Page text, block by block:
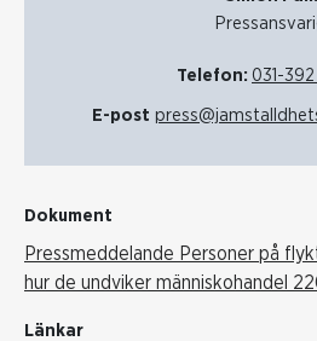
Telefon: 031-
E-post
Dokument
Pressmeddelande Personer på
hur de undviker människohandel
Länkar